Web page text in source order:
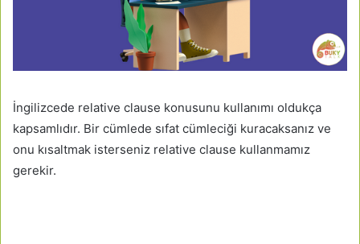
İngilizcede relative clause konusunu kullanımı oldukça
kapsamlıdır. Bir cümlede sıfat cümleciği kuracaksanız ve
onu kısaltmak isterseniz relative clause kullanmamız
gerekir.